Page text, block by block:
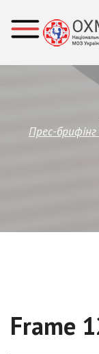
Прес-
Frame